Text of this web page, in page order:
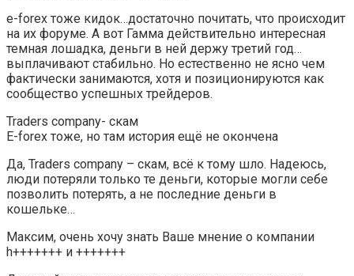
e-forex тоже кидок…достаточно почитать, что происходит
на их форуме. А вот Гамма действительно интересная
темная лошадка, деньги в ней держу третий год…
выплачивают стабильно. Но естественно не ясно чем
фактически занимаются, хотя и позиционируются как
сообщество успешных трейдеров.
Traders company- скам
E-forex тоже, но там история ещё не окончена
Да, Traders company – скам, всё к тому шло. Надеюсь,
люди потеряли только те деньги, которые могли себе
позволить потерять, а не последние деньги в
кошельке…
Максим, очень хочу знать Ваше мнение о компании
h+++++++ и +++++++